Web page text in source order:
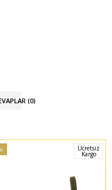
(0)
Ücretsiz
Kargo